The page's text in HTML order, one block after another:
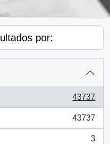
por:
43737
43737
3